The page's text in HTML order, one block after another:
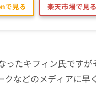
で見る 楽天市場で見る
ったキフィン氏です
クなどのメディアに早